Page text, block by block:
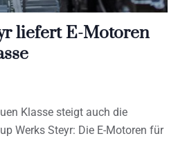
liefert E-Motoren
Klasse steigt auch die
Werks Steyr: Die E-Motoren für